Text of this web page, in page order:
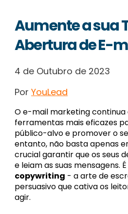
Aumente a sua
Abertura de E-
4 de Outubro de 2023
Por YouLead
O e-mail marketing continua
ferramentas mais eficazes
público-alvo e promover o
entanto, não basta apenas
crucial garantir que os seus
e leiam as suas mensagens.
copywriting - a arte de
persuasivo que cativa os
agir.